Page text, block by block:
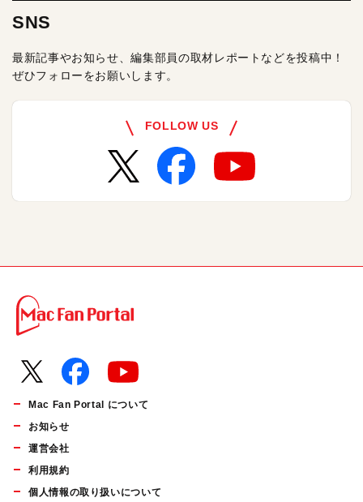
SNS
最新記事やお知らせ、編集部員の取材レポートなどを投稿中！
ぜひフォローをお願いします。
FOLLOW US
Mac Fan Portal について
お知らせ
運営会社
利用規約
個人情報の取り扱いについて